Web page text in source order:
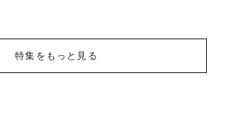
特集をもっと見る